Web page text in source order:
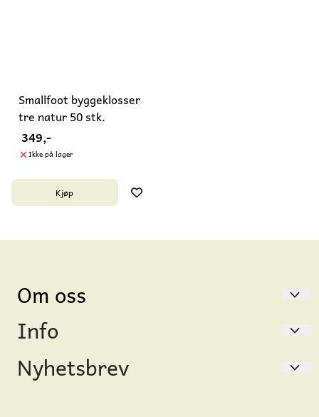
Smallfoot byggeklosser
tre natur 50 stk.
349,-
Ikke på lager
Kjøp
Om oss
Gåsungen
0168 Oslo
Info
Hvem er vi?
Salgsbetingelser & personvern
Nyhetsbrev